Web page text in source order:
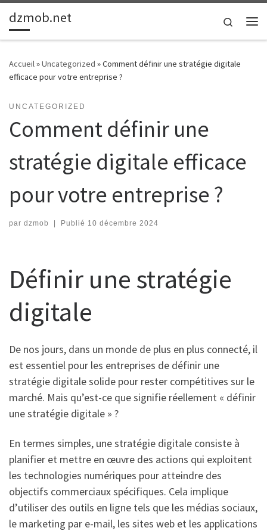
Passer au contenu
dzmob.net
Search
Accueil»Uncategorized »Comment définir une stratégie digitale
efficace pour votre entreprise ?
UNCATEGORIZED
Comment définir une
stratégie digitale efficace
pour votre entreprise ?
par dzmob | Publié 10 décembre 2024
Définir une stratégie
digitale
De nos jours, dans un monde de plus en plus connecté, il
est essentiel pour les entreprises de définir une
stratégie digitale solide pour rester compétitives sur le
marché. Mais qu’est-ce que signifie réellement « définir
une stratégie digitale » ?
En termes simples, une stratégie digitale consiste à
planifier et mettre en œuvre des actions qui exploitent
les technologies numériques pour atteindre des
objectifs commerciaux spécifiques. Cela implique
d’utiliser des outils en ligne tels que les médias sociaux,
le marketing par e-mail, les sites web et les applications